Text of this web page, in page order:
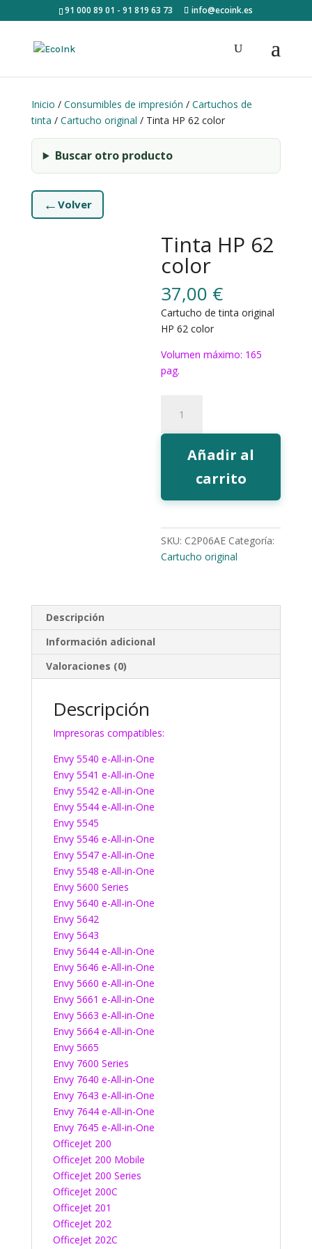
91 000 89 01 - 91 819 63 73 info@ecoink.es
Inicio / Consumibles de impresión / Cartuchos de
tinta / Cartucho original / Tinta HP 62 color
Buscar otro producto
← Volver
Tinta HP 62
color
37,00 €
Cartucho de tinta original
HP 62 color
Volumen máximo: 165
pag.
62
Añadir al
carrito
SKU: C2P06AE Categoría:
Cartucho original
Descripción
Información adicional
Valoraciones (0)
Descripción
Impresoras compatibles:
Envy 5540 e-All-in-One
Envy 5541 e-All-in-One
Envy 5542 e-All-in-One
Envy 5544 e-All-in-One
Envy 5545
Envy 5546 e-All-in-One
Envy 5547 e-All-in-One
Envy 5548 e-All-in-One
Envy 5600 Series
Envy 5640 e-All-in-One
Envy 5642
Envy 5643
Envy 5644 e-All-in-One
Envy 5646 e-All-in-One
Envy 5660 e-All-in-One
Envy 5661 e-All-in-One
Envy 5663 e-All-in-One
Envy 5664 e-All-in-One
Envy 5665
Envy 7600 Series
Envy 7640 e-All-in-One
Envy 7643 e-All-in-One
Envy 7644 e-All-in-One
Envy 7645 e-All-in-One
OfficeJet 200
OfficeJet 200 Mobile
OfficeJet 200 Series
OfficeJet 200C
OfficeJet 201
OfficeJet 202
OfficeJet 202C